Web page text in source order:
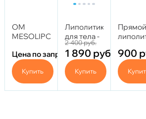
OM
MESOLIPOCONTOUR
Липолитик
коррекция
тела 5 мл
Цена по запросу
Купить
Липолитик
для тела -
Pine Bottle
10 мл
2 400руб.
1 890 руб.
Купить
Прямой
Lipo
10 мл
900